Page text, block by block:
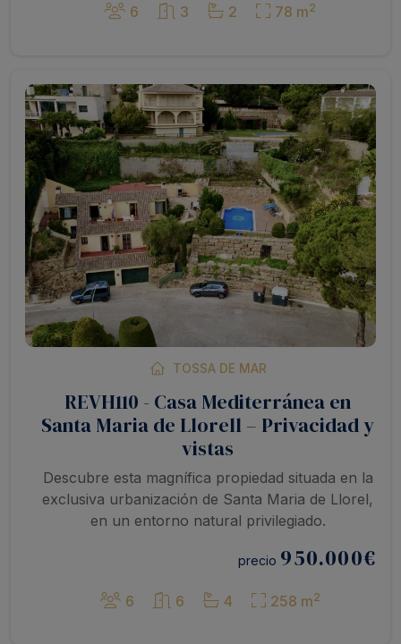
6 3 2 78 m2
TOSSA DE MAR
REVH110 - Casa Mediterránea en
Santa Maria de Llorell – Privacidad y
vistas
Descubre esta magnífica propiedad situada en la
exclusiva urbanización de Santa Maria de Llorel,
en un entorno natural privilegiado.
precio 950.000€
6 6 4 258 m2